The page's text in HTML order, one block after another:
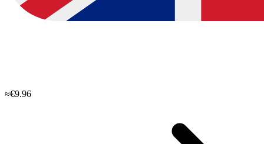
≈€9.96